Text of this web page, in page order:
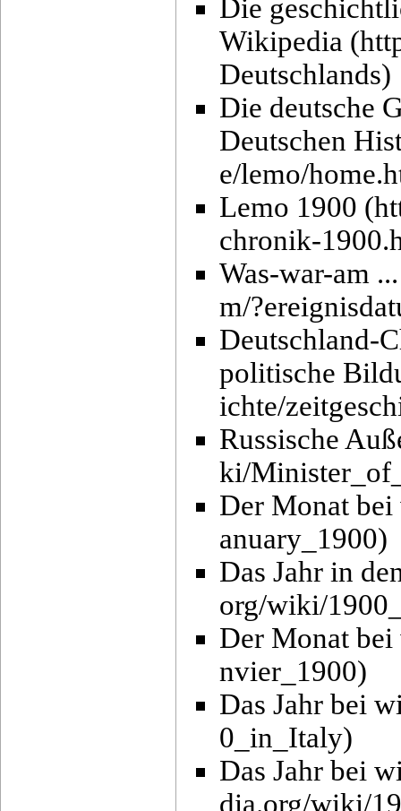
Die
Wikipedia
Die deutsche
Deutschen
Lemo 1900
Was-war-am ...
Deutschland-
politische
Russische
Der Monat
Das Jahr in
Der Monat
Das Jahr bei
Das Jahr bei